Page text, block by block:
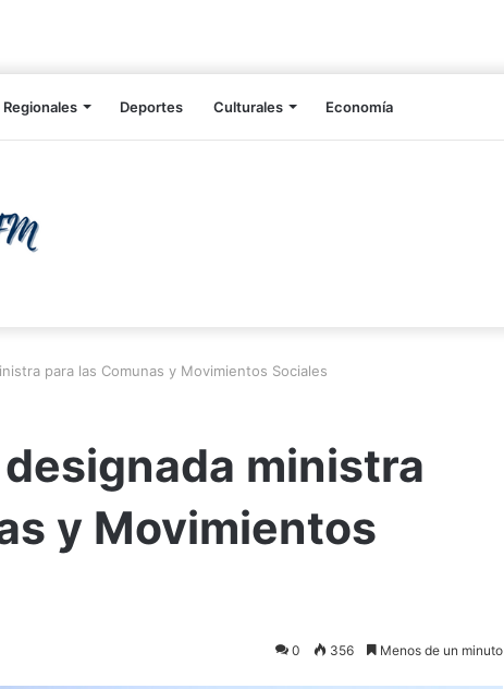
Regionales Deportes Culturales Economía
para las Comunas y Movimientos Sociales
ministra
y Movimientos
0 356 Menos de un minuto